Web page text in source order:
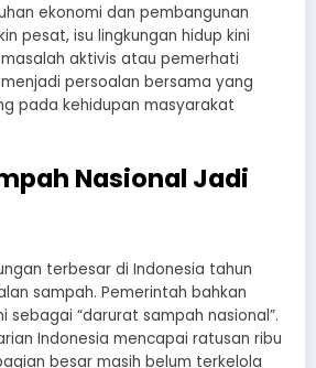
ekonomi dan pembangunan
pesat, isu lingkungan hidup kini
aktivis atau pemerhati
persoalan bersama yang
pada kehidupan masyarakat
Nasional Jadi
terbesar di Indonesia tahun
sampah. Pemerintah bahkan
sebagai “darurat sampah nasional”.
Indonesia mencapai ratusan ribu
besar masih belum terkelola